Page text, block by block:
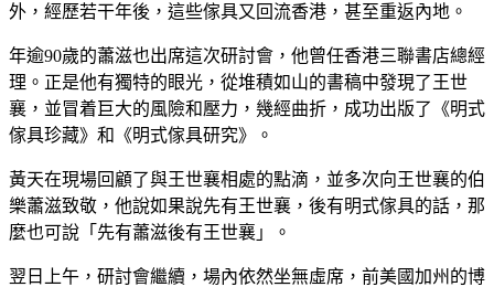
外，經歷若干年後，這些傢具又回流香港，甚至重返內地。
年逾90歲的蕭滋也出席這次研討會，他曾任香港三聯書店總經
理。正是他有獨特的眼光，從堆積如山的書稿中發現了王世
襄，並冒着巨大的風險和壓力，幾經曲折，成功出版了《明式
傢具珍藏》和《明式傢具研究》。
黃天在現場回顧了與王世襄相處的點滴，並多次向王世襄的伯
樂蕭滋致敬，他說如果說先有王世襄，後有明式傢具的話，那
麼也可說「先有蕭滋後有王世襄」。
翌日上午，研討會繼續，場內依然坐無虛席，前美國加州的博